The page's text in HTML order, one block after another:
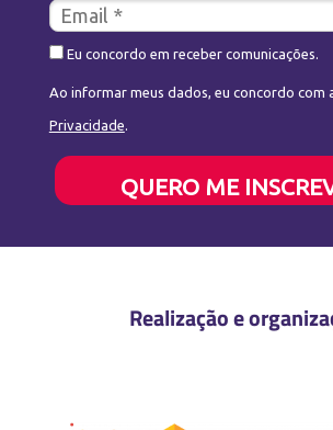
Eu concordo em receber comunicações.
Ao informar meus dados, eu concordo com
Privacidade.
QUERO ME
Realização e